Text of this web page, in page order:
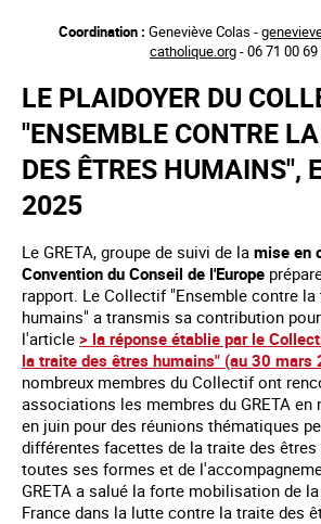
principal
Coordination : Geneviève Colas -
catholique.org- 06 71 00
LE PLAIDOYER DU
"ENSEMBLE CONTRE
DES ÊTRES HUMAINS",
2025
Le GRETA, groupe de suivi de la mise en
Convention du Conseil de l'Europe
rapport. Le Collectif "Ensemble contre
humains" a transmis sa contribution
l'article > la réponse établie par le
la traite des êtres humains" (au 30 mars
nombreux membres du Collectif ont
associations les membres du GRETA en
en juin pour des réunions thématiques
différentes facettes de la traite des
toutes ses formes et de
GRETA a salué la forte mobilisation de
France dans la lutte contre la traite des